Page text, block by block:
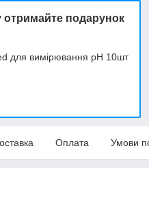
отримайте подарунок
для вимірювання pH 10шт
Оплата Умови